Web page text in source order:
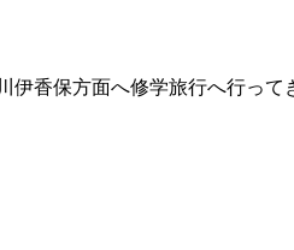
香保方面へ修学旅行へ行って